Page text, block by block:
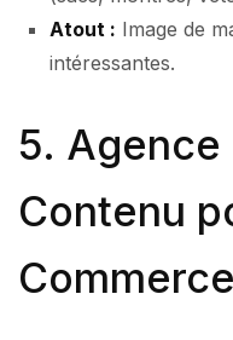
Atout : Image de
intéressantes.
5. Agence
Contenu